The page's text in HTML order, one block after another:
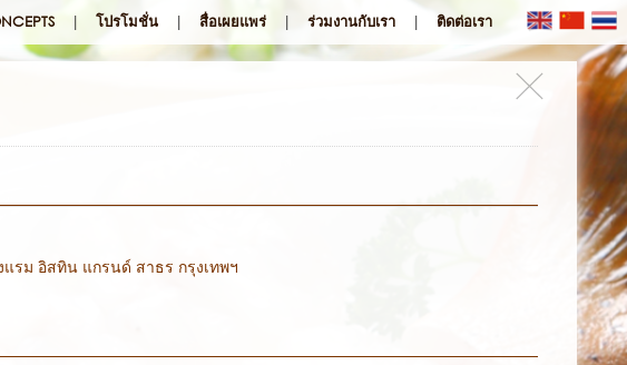
| โปรโมชั่น | สื่อเผยแพร่ | ร่วมงานกับเรา | ติดต่อเรา
รม อิสทิน แกรนด์ สาธร กรุงเทพฯ